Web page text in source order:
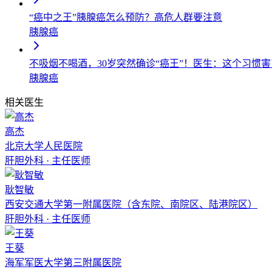
“癌中之王”胰腺癌怎么预防？高危人群要注意
胰腺癌
不吸烟不喝酒，30岁突然确诊“癌王”！医生：这个习惯
胰腺癌
相关医生
高杰
北京大学人民医院
肝胆外科 · 主任医师
耿智敏
西安交通大学第一附属医院（含东院、南院区、陆港院区）
肝胆外科 · 主任医师
王葵
海军军医大学第三附属医院